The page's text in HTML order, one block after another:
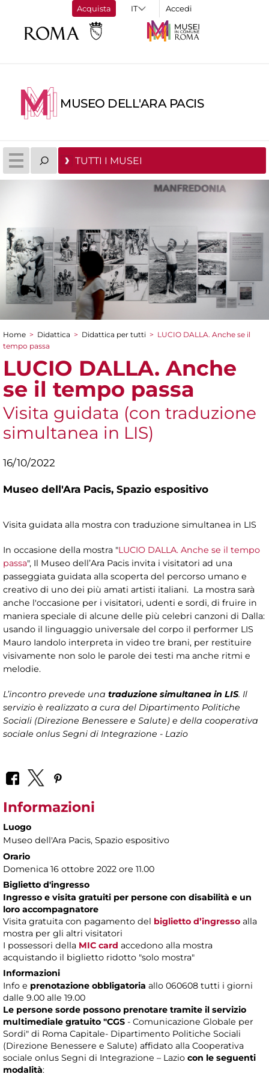
Acquista Accedi
MUSEO DELL'ARA PACIS
TUTTI I MUSEI
Tu sei qui
Home > Didattica > Didattica per tutti > LUCIO DALLA. Anche se il
tempo passa
LUCIO DALLA. Anche
se il tempo passa
Visita guidata (con traduzione
simultanea in LIS)
16/10/2022
Museo dell'Ara Pacis, Spazio espositivo
Visita guidata alla mostra con traduzione simultanea in LIS
In occasione della mostra "LUCIO DALLA. Anche se il tempo
passa", Il Museo dell’Ara Pacis invita i visitatori ad una
passeggiata guidata alla scoperta del percorso umano e
creativo di uno dei più amati artisti italiani. La mostra sarà
anche l'occasione per i visitatori, udenti e sordi, di fruire in
maniera speciale di alcune delle più celebri canzoni di Dalla:
usando il linguaggio universale del corpo il performer LIS
Mauro Iandolo interpreta in video tre brani, per restituire
visivamente non solo le parole dei testi ma anche ritmi e
melodie.
L’incontro prevede una traduzione simultanea in LIS. Il
servizio è realizzato a cura del Dipartimento Politiche
Sociali (Direzione Benessere e Salute) e della cooperativa
sociale onlus Segni di Integrazione - Lazio
Informazioni
Luogo
Museo dell'Ara Pacis, Spazio espositivo
Orario
Domenica 16 ottobre 2022 ore 11.00
Biglietto d'ingresso
Ingresso e visita gratuiti per persone con disabilità e un
loro accompagnatore
Visita gratuita con pagamento del biglietto d’ingresso alla
mostra per gli altri visitatori
I possessori della MIC card accedono alla mostra
acquistando il biglietto ridotto "solo mostra"
Informazioni
Info e prenotazione obbligatoria allo 060608 tutti i giorni
dalle 9.00 alle 19.00
Le persone sorde possono prenotare tramite il servizio
multimediale gratuito "CGS - Comunicazione Globale per
Sordi" di Roma Capitale- Dipartimento Politiche Sociali
(Direzione Benessere e Salute) affidato alla Cooperativa
sociale onlus Segni di Integrazione – Lazio con le seguenti
modalità: